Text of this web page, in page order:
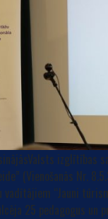
izglītības
(Vienošanās Nr.
vadītājiem “Jauni
25 pedagogus un